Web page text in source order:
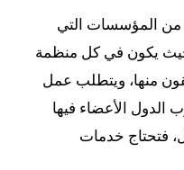
من المؤسسات التي
يكون في كل منظمة
منها، ويتطلب عمل
الدول الأعضاء فيها
فتحتاج خدمات